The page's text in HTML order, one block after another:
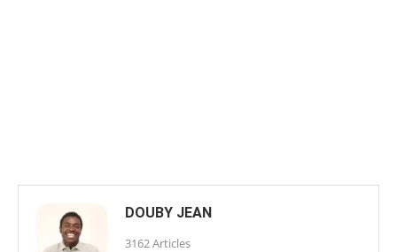
DOUBY JEAN
3162 Articles